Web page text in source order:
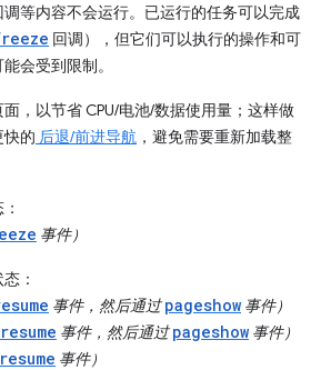
等内容不会运行。已运行的任务可以完成
回调），但它们可以执行的操作和可
会受到限制。
，以节省 CPU/电池/数据使用量；这样做
的 后退/前进导航 ，避免需要重新加载整
：
事件）
态 ：
事件，然后通过pageshow 事件）
resume 事件，然后通过pageshow 事件）
resume 事件）